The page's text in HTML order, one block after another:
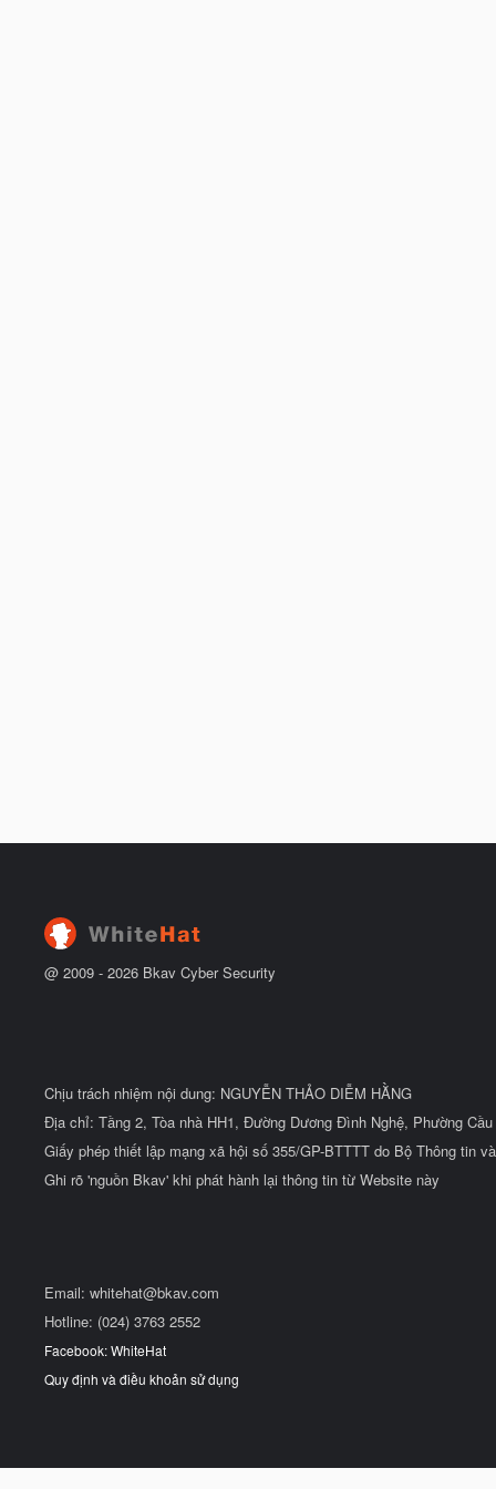
@ 2009 - 2026 Bkav Cyber Security
Chịu trách nhiệm nội dung: NGUYỄN THẢO DIỄM HẰNG
Địa chỉ: Tầng 2, Tòa nhà HH1, Đường Dương Đình Nghệ, Phường
Giấy phép thiết lập mạng xã hội số 355/GP-BTTTT do Bộ Thông tin
Ghi rõ 'nguồn Bkav' khi phát hành lại thông tin từ Website này
Email: whitehat@bkav.com
Hotline: (024) 3763 2552
Facebook: WhiteHat
Quy định và điều khoản sử dụng